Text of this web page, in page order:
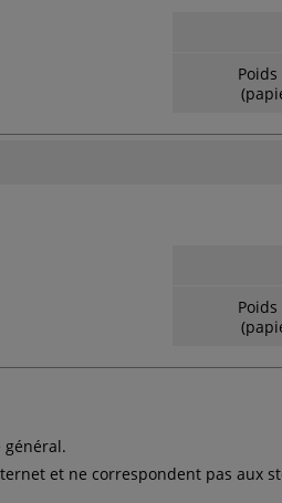
général.
et ne correspondent pas aux